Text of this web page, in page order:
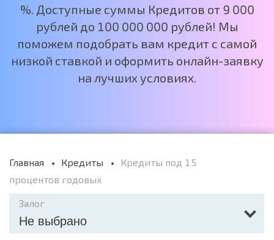
%. Доступные суммы Кредитов от 9 000
рублей до 100 000 000 рублей! Мы
поможем подобрать вам кредит с самой
низкой ставкой и оформить онлайн-заявку
на лучших условиях.
Главная Кредиты
Кредиты под 15
процентов годовых
Залог
Не выбрано